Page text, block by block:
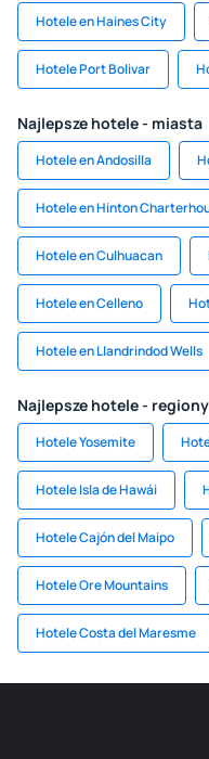
Hotele en Haines City
Hotele Port Bolivar
Najlepsze hotele - miasta
Hotele en Andosilla
Hotele en Hinton
Hotele en Culhuacan
Hotele en Celleno
Hotele en Llandrindod Wells
Najlepsze hotele - regiony
Hotele Yosemite
Hotele Isla de Hawái
Hotele Cajón del Maipo
Hotele Ore Mountains
Hotele Costa del Maresme